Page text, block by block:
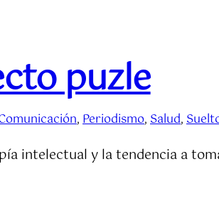
puzle
, Periodismo, Salud,
intelectual y la tendencia a